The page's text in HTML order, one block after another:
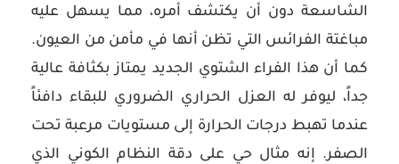
الشاسعة دون أن يكتشف أمره، مما يسهل عليه
مباغتة الفرائس التي تظن أنها في مأمن من العيون.
كما أن هذا الفراء الشتوي الجديد يمتاز بكثافة عالية
جداً، ليوفر له العزل الحراري الضروري للبقاء دافئاً
عندما تهبط درجات الحرارة إلى مستويات مرعبة تحت
الصفر. إنه مثال حي على دقة النظام الكوني الذي